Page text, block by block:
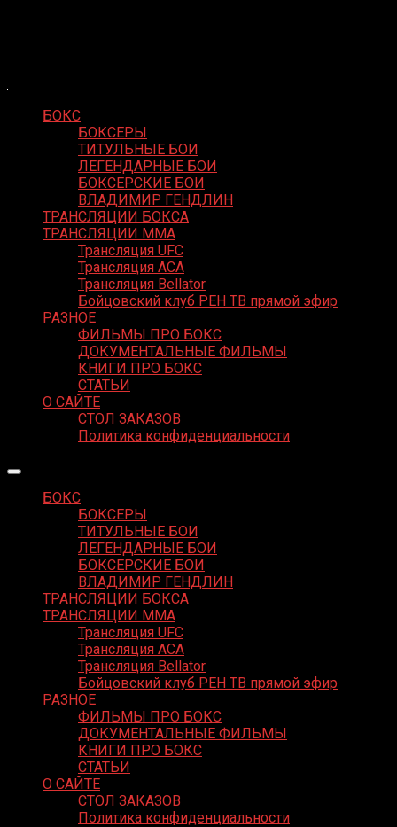
БОКС
БОКСЕРЫ
ТИТУЛЬНЫЕ БОИ
ЛЕГЕНДАРНЫЕ БОИ
БОКСЕРСКИЕ БОИ
ВЛАДИМИР ГЕНДЛИН
ТРАНСЛЯЦИИ БОКСА
ТРАНСЛЯЦИИ MMA
Трансляция UFC
Трансляция ACA
Трансляция Bellator
Бойцовский клуб РЕН ТВ прямой эфир
РАЗНОЕ
ФИЛЬМЫ ПРО БОКС
ДОКУМЕНТАЛЬНЫЕ ФИЛЬМЫ
КНИГИ ПРО БОКС
СТАТЬИ
О САЙТЕ
СТОЛ ЗАКАЗОВ
Политика конфиденциальности
БОКС
БОКСЕРЫ
ТИТУЛЬНЫЕ БОИ
ЛЕГЕНДАРНЫЕ БОИ
БОКСЕРСКИЕ БОИ
ВЛАДИМИР ГЕНДЛИН
ТРАНСЛЯЦИИ БОКСА
ТРАНСЛЯЦИИ MMA
Трансляция UFC
Трансляция ACA
Трансляция Bellator
Бойцовский клуб РЕН ТВ прямой эфир
РАЗНОЕ
ФИЛЬМЫ ПРО БОКС
ДОКУМЕНТАЛЬНЫЕ ФИЛЬМЫ
КНИГИ ПРО БОКС
СТАТЬИ
О САЙТЕ
СТОЛ ЗАКАЗОВ
Политика конфиденциальности